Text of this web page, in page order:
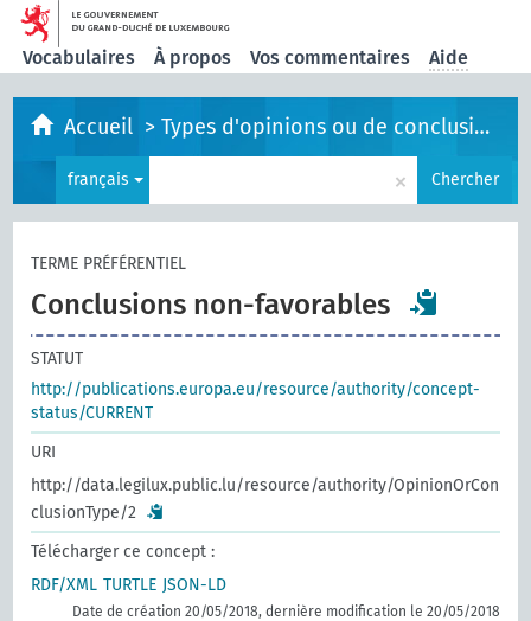
Vocabulaires À propos Vos commentaires Aide
Accueil >Types d'opinions ou de conclusions
français × Chercher
TERME PRÉFÉRENTIEL
Conclusions non-favorables
STATUT
http://publications.europa.eu/resource/authority/concept-
status/CURRENT
URI
http://data.legilux.public.lu/resource/authority/OpinionOrCon
clusionType/2
Télécharger ce concept :
RDF/XML TURTLE JSON-LD
Date de création 20/05/2018, dernière modification le 20/05/2018